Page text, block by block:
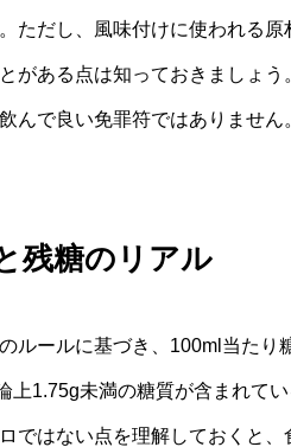
ただし、風味付けに使われる
がある点は知っておきましょ
んで良い免罪符ではありません
残糖のリアル
ルールに基づき、100ml当たり
上1.75g未満の糖質が含まれて
ではない点を理解しておくと